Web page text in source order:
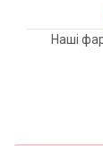
Наші